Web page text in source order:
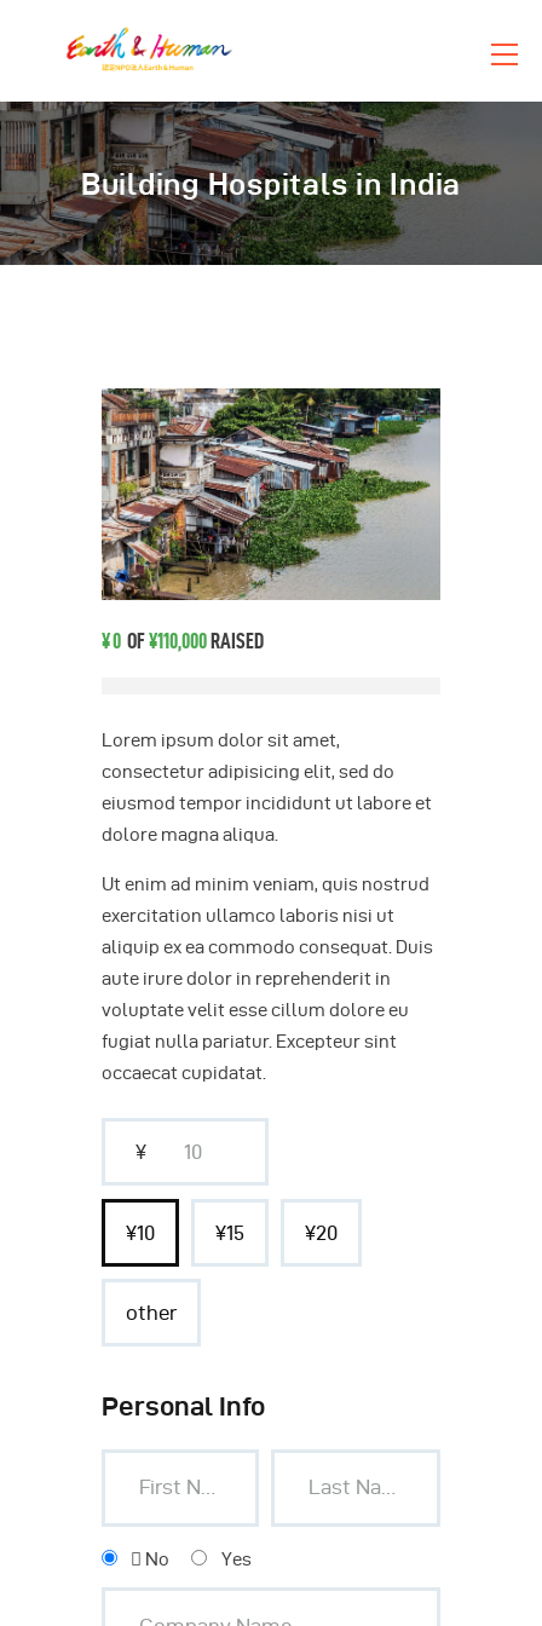
Building Hospitals in India
団体概要
活動紹介
お知らせ
¥0 OF¥110,000RAISED
Lorem ipsum dolor sit amet,
consectetur adipisicing elit, sed do
eiusmod tempor incididunt ut labore et
dolore magna aliqua.
Ut enim ad minim veniam, quis nostrud
exercitation ullamco laboris nisi ut
aliquip ex ea commodo consequat. Duis
aute irure dolor in reprehenderit in
voluptate velit esse cillum dolore eu
fugiat nulla pariatur. Excepteur sint
occaecat cupidatat.
¥
¥10 ¥15 ¥20
other
Personal Info
No Yes